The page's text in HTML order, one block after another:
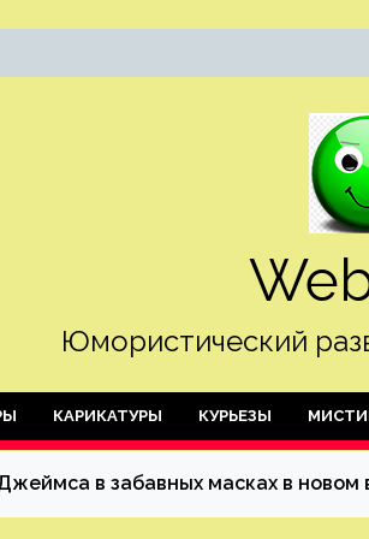
Юмористический
КАРИКАТУРЫ КУРЬЕЗЫ
в забавных масках в